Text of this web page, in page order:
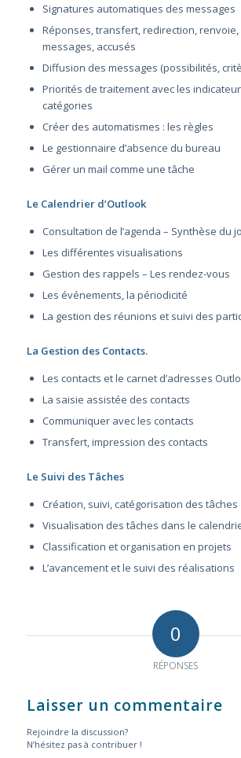
Signatures automatiques des messages
Réponses, transfert, redirection,
messages, accusés
Diffusion des messages (possibilités,
Priorités de traitement avec les
catégories
Créer des automatismes : les règles
Le gestionnaire d’absence du bureau
Gérer un mail comme une tâche
Le Calendrier d’Outlook
Consultation de l’agenda – Synthèse du
Les différentes visualisations
Gestion des rappels – Les rendez-vous
Les événements, la périodicité
La gestion des réunions et suivi des
La Gestion des Contacts.
Les contacts et le carnet d’adresses
La saisie assistée des contacts
Communiquer avec les contacts
Transfert, impression des contacts
Le Suivi des Tâches
Création, suivi, catégorisation des tâches
Visualisation des tâches dans le
Classification et organisation en projets
L’avancement et le suivi des réalisations
0
RÉPONSES
Laisser un commentaire
Rejoindre la discussion?
N’hésitez pas à contribuer !